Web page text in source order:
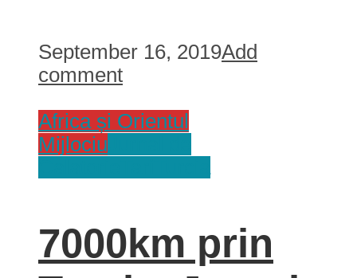
September 16, 2019Add
comment
Africa și Orientul
Mijlociu
7000km prin